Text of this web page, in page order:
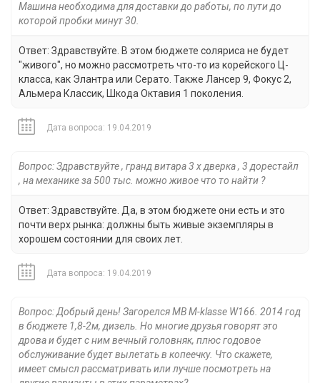
Машина необходима для доставки до работы, по пути до
которой пробки минут 30.
Ответ: Здравствуйте. В этом бюджете соляриса не будет
"живого", но можно рассмотреть что-то из корейского Ц-
класса, как Элантра или Серато. Также Лансер 9, Фокус 2,
Альмера Классик, Шкода Октавия 1 поколения.
Дата вопроса: 19.04.2019
Вопрос: Здравствуйте , гранд витара 3 х дверка , 3 дорестайл
, на механике за 500 тыс. можно живое что то найти ?
Ответ: Здравствуйте. Да, в этом бюджете они есть и это
почти верх рынка: должны быть живые экземпляры в
хорошем состоянии для своих лет.
Дата вопроса: 19.04.2019
Вопрос: Добрый день! Загорелся MB M-klasse W166. 2014 год
в бюджете 1,8-2м, дизель. Но многие друзья говорят это
дрова и будет с ним вечный головняк, плюс годовое
обслуживание будет вылетать в копеечку. Что скажете,
имеет смысл рассматривать или лучше посмотреть на